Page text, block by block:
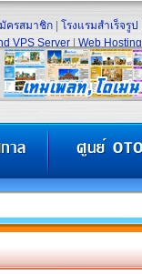
ครสมาชิก โรงแรมสำเร็จรูป
VPS Server Web Hosting